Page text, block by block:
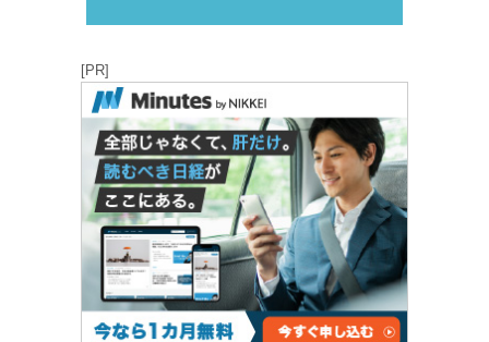
[PR]